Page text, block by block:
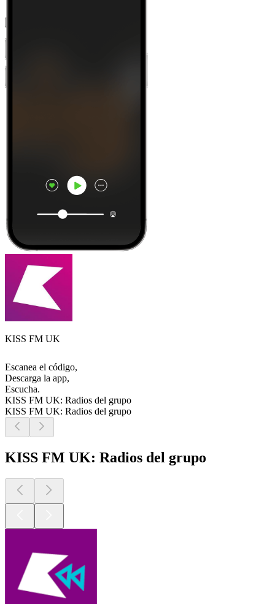
KISS FM UK
Escanea el código,
Descarga la app,
Escucha.
KISS FM UK: Radios del grupo
KISS FM UK: Radios del grupo
KISS FM UK: Radios del grupo